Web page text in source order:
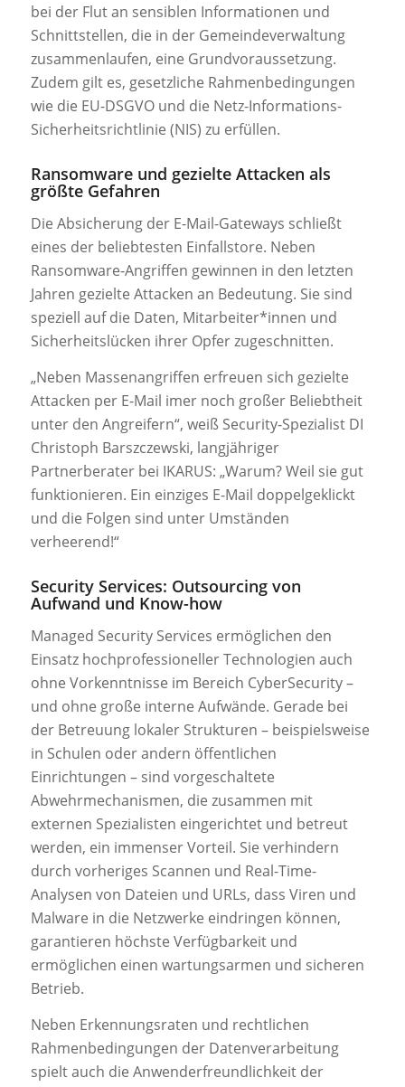
bei der Flut an sensiblen Informationen und
Schnittstellen, die in der Gemeindeverwaltung
zusammenlaufen, eine Grundvoraussetzung.
Zudem gilt es, gesetzliche Rahmenbedingungen
wie die EU-DSGVO und die Netz-Informations-
Sicherheitsrichtlinie (NIS) zu erfüllen.
Ransomware und gezielte Attacken als
größte Gefahren
Die Absicherung der E-Mail-Gateways schließt
eines der beliebtesten Einfallstore. Neben
Ransomware-Angriffen gewinnen in den letzten
Jahren gezielte Attacken an Bedeutung. Sie sind
speziell auf die Daten, Mitarbeiter*innen und
Sicherheitslücken ihrer Opfer zugeschnitten.
„Neben Massenangriffen erfreuen sich gezielte
Attacken per E-Mail imer noch großer Beliebtheit
unter den Angreifern“, weiß Security-Spezialist DI
Christoph Barszczewski, langjähriger
Partnerberater bei IKARUS: „Warum? Weil sie gut
funktionieren. Ein einziges E-Mail doppelgeklickt
und die Folgen sind unter Umständen
verheerend!“
Security Services: Outsourcing von
Aufwand und Know-how
Managed Security Services ermöglichen den
Einsatz hochprofessioneller Technologien auch
ohne Vorkenntnisse im Bereich CyberSecurity –
und ohne große interne Aufwände. Gerade bei
der Betreuung lokaler Strukturen – beispielsweise
in Schulen oder andern öffentlichen
Einrichtungen – sind vorgeschaltete
Abwehrmechanismen, die zusammen mit
externen Spezialisten eingerichtet und betreut
werden, ein immenser Vorteil. Sie verhindern
durch vorheriges Scannen und Real-Time-
Analysen von Dateien und URLs, dass Viren und
Malware in die Netzwerke eindringen können,
garantieren höchste Verfügbarkeit und
ermöglichen einen wartungsarmen und sicheren
Betrieb.
Neben Erkennungsraten und rechtlichen
Rahmenbedingungen der Datenverarbeitung
spielt auch die Anwenderfreundlichkeit der